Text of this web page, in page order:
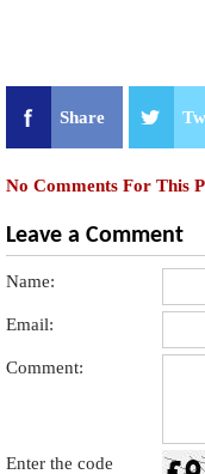
Share
No Comments For This
Leave a Comment
Name:
Email:
Comment:
Enter the code